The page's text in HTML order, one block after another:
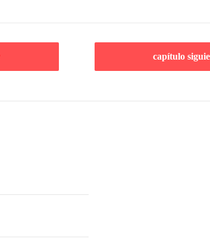
capítulo